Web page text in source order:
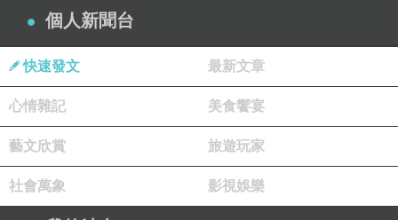
頂級小牛皮全包身製作，讓品味呈現度最高
簡約化凱莉包外型，更顯都會女子低調率性風格
前後雙拉鍊設計，有別過往磁扣開口
使收納更縝密、不怕隨身小物外洩
個人新聞台
快速發文 最新文章
心情雜記 美食饗宴
藝文欣賞 旅遊玩家
社會萬象 影視娛樂